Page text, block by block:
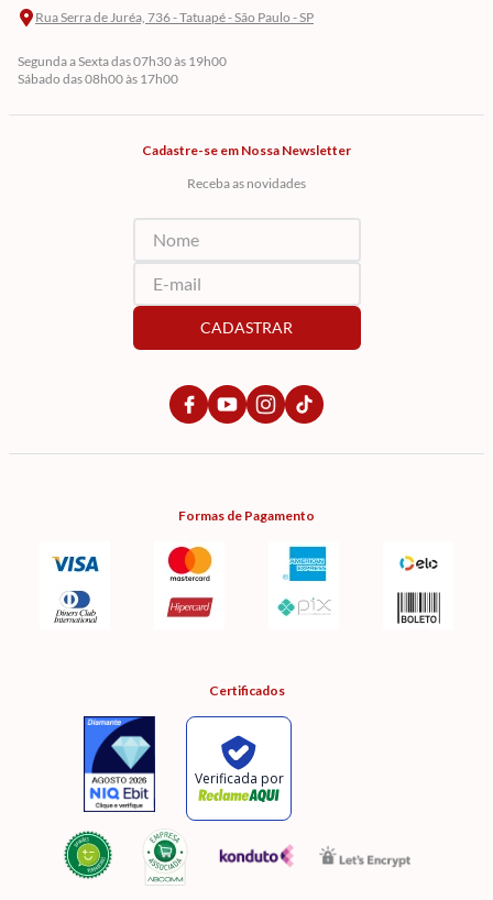
Rua Serra de Juréa, 736 - Tatuapé - São Paulo - SP
Segunda a Sexta das 07h30 às 19h00
Sábado das 08h00 às 17h00
Cadastre-se em Nossa Newsletter
Receba as novidades
CADASTRAR
Formas de Pagamento
Certificados